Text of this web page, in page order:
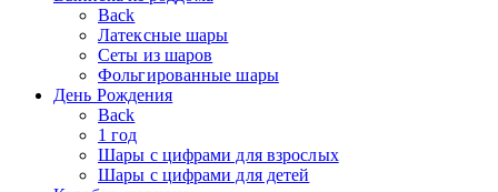
Back
Латексные шары
Сеты из шаров
Фольгированные шары
День Рождения
Back
1 год
Шары с цифрами для взрослых
Шары с цифрами для детей